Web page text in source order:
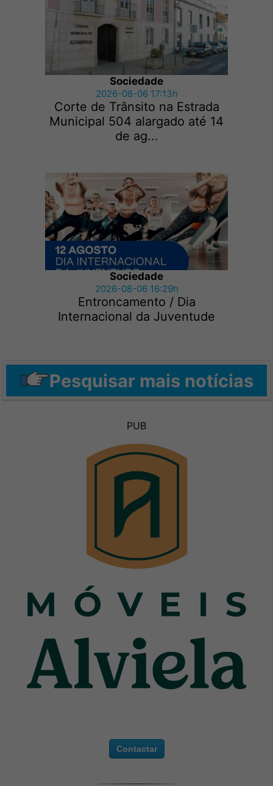
Sociedade
2026-08-06 17:13h
Corte de Trânsito na Estrada
Municipal 504 alargado até 14
de ag...
Sociedade
2026-08-06 16:29h
Entroncamento / Dia
Internacional da Juventude
Pesquisar mais notícias
PUB
Contactar